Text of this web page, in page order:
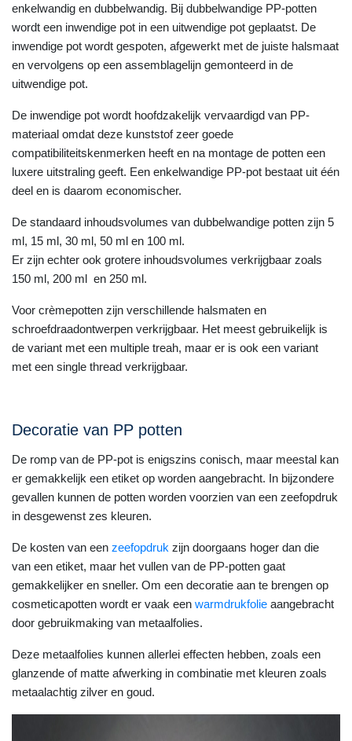
enkelwandig en dubbelwandig. Bij dubbelwandige PP-potten
wordt een inwendige pot in een uitwendige pot geplaatst. De
inwendige pot wordt gespoten, afgewerkt met de juiste halsmaat
en vervolgens op een assemblagelijn gemonteerd in de
uitwendige pot.
De inwendige pot wordt hoofdzakelijk vervaardigd van PP-
materiaal omdat deze kunststof zeer goede
compatibiliteitskenmerken heeft en na montage de potten een
luxere uitstraling geeft. Een enkelwandige PP-pot bestaat uit één
deel en is daarom economischer.
De standaard inhoudsvolumes van dubbelwandige potten zijn 5
ml, 15 ml, 30 ml, 50 ml en 100 ml.
Er zijn echter ook grotere inhoudsvolumes verkrijgbaar zoals
150 ml, 200 ml en 250 ml.
Voor crèmepotten zijn verschillende halsmaten en
schroefdraadontwerpen verkrijgbaar. Het meest gebruikelijk is
de variant met een multiple treah, maar er is ook een variant
met een single thread verkrijgbaar.
Decoratie van PP potten
De romp van de PP-pot is enigszins conisch, maar meestal kan
er gemakkelijk een etiket op worden aangebracht. In bijzondere
gevallen kunnen de potten worden voorzien van een zeefopdruk
in desgewenst zes kleuren.
De kosten van een zeefopdruk zijn doorgaans hoger dan die
van een etiket, maar het vullen van de PP-potten gaat
gemakkelijker en sneller. Om een decoratie aan te brengen op
cosmeticapotten wordt er vaak een warmdrukfolie aangebracht
door gebruikmaking van metaalfolies.
Deze metaalfolies kunnen allerlei effecten hebben, zoals een
glanzende of matte afwerking in combinatie met kleuren zoals
metaalachtig zilver en goud.